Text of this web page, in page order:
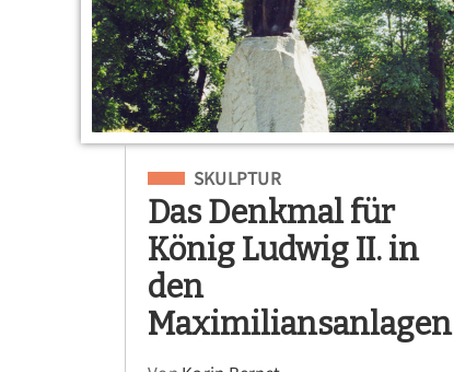
Eingeordnet unter
SKULPTUR
Das Denkmal für
König Ludwig II. in
den
Maximiliansanlagen